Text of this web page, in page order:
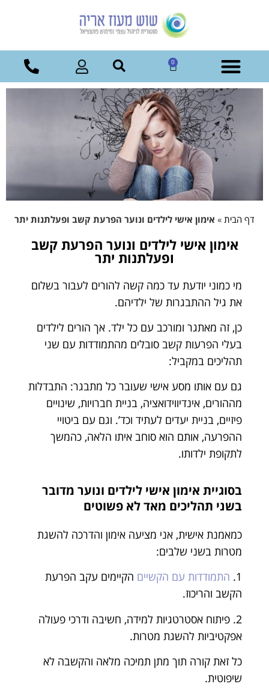
0
דף הבית » אימון אישי לילדים ונוער הפרעת קשב ופעלתנות יתר
אימון אישי לילדים ונוער הפרעת קשב
ופעלתנות יתר
מי כמוני יודעת עד כמה קשה להורים לעבור בשלום
את גיל ההתבגרות של ילדיהם.
כן, זה מאתגר ומורכב עם כל ילד. אך הורים לילדים
בעלי הפרעות קשב סובלים מהתמודדות עם שני
תהליכים במקביל:
גם עם אותו מסע אישי שעובר כל מתבגר: התבדלות
מההורים, אינדיווידואציה, בניית חברויות, שינויים
פיזיים, בניית יעדים לעתיד וכד’. וגם עם ביטויי
ההפרעה, אותם הוא סוחב איתו הלאה, כהמשך
לתקופת ילדותו.
בסוגיית אימון אישי לילדים ונוער מדובר
בשני תהליכים מאד לא פשוטים
כמאמנת אישית, אני מציעה אימון והדרכה להשגת
מטרות בשני שלבים:
1. התמודדות עם הקשיים הקיימים עקב הפרעת
הקשב והריכוז.
2. פיתוח אסטרטגיות למידה, חשיבה ודרכי פעולה
אפקטיביות להשגת מטרות.
כל זאת קורה תוך מתן תמיכה מלאה והקשבה לא
שיפוטית.